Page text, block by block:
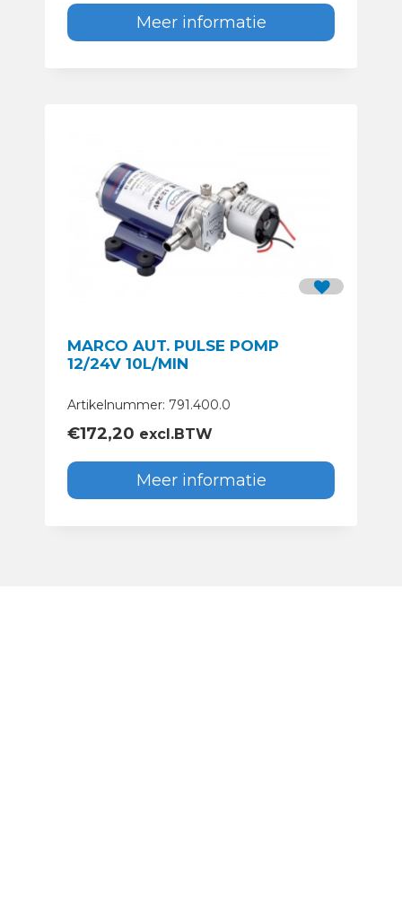
Meer informatie
MARCO AUT. PULSE POMP
12/24V 10L/MIN
Artikelnummer: 791.400.0
€172,20 excl.BTW
Meer informatie